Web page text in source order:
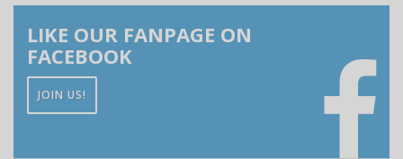
LIKE OUR FANPAGE ON
FACEBOOK
JOIN US!